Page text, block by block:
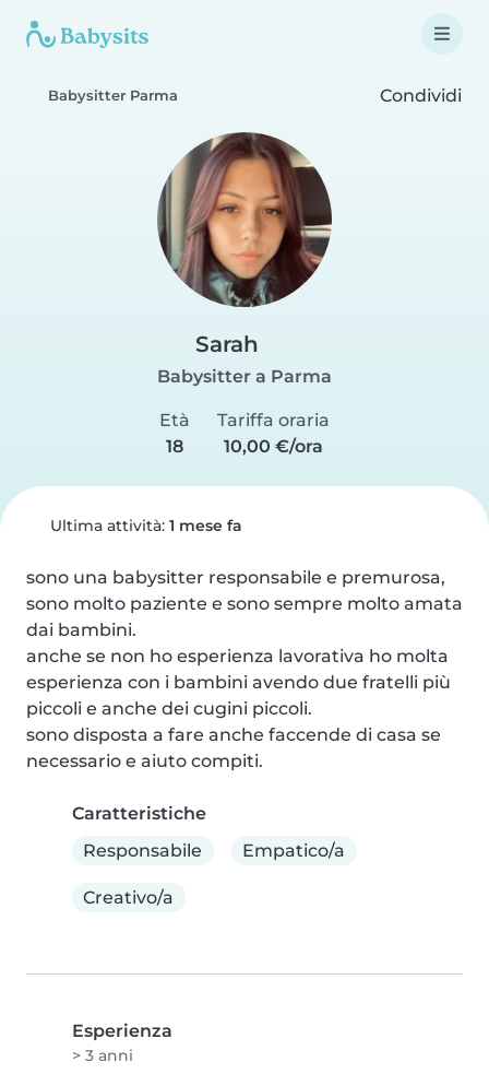
Babysitter Parma Condividi
Sarah
Babysitter a Parma
Età
18
Tariffa oraria
10,00 €/ora
Ultima attività: 1 mese fa
sono una babysitter responsabile e premurosa,
sono molto paziente e sono sempre molto amata
dai bambini.
anche se non ho esperienza lavorativa ho molta
esperienza con i bambini avendo due fratelli più
piccoli e anche dei cugini piccoli.
sono disposta a fare anche faccende di casa se
necessario e aiuto compiti.
Caratteristiche
Responsabile
Empatico/a
Creativo/a
Esperienza
> 3 anni